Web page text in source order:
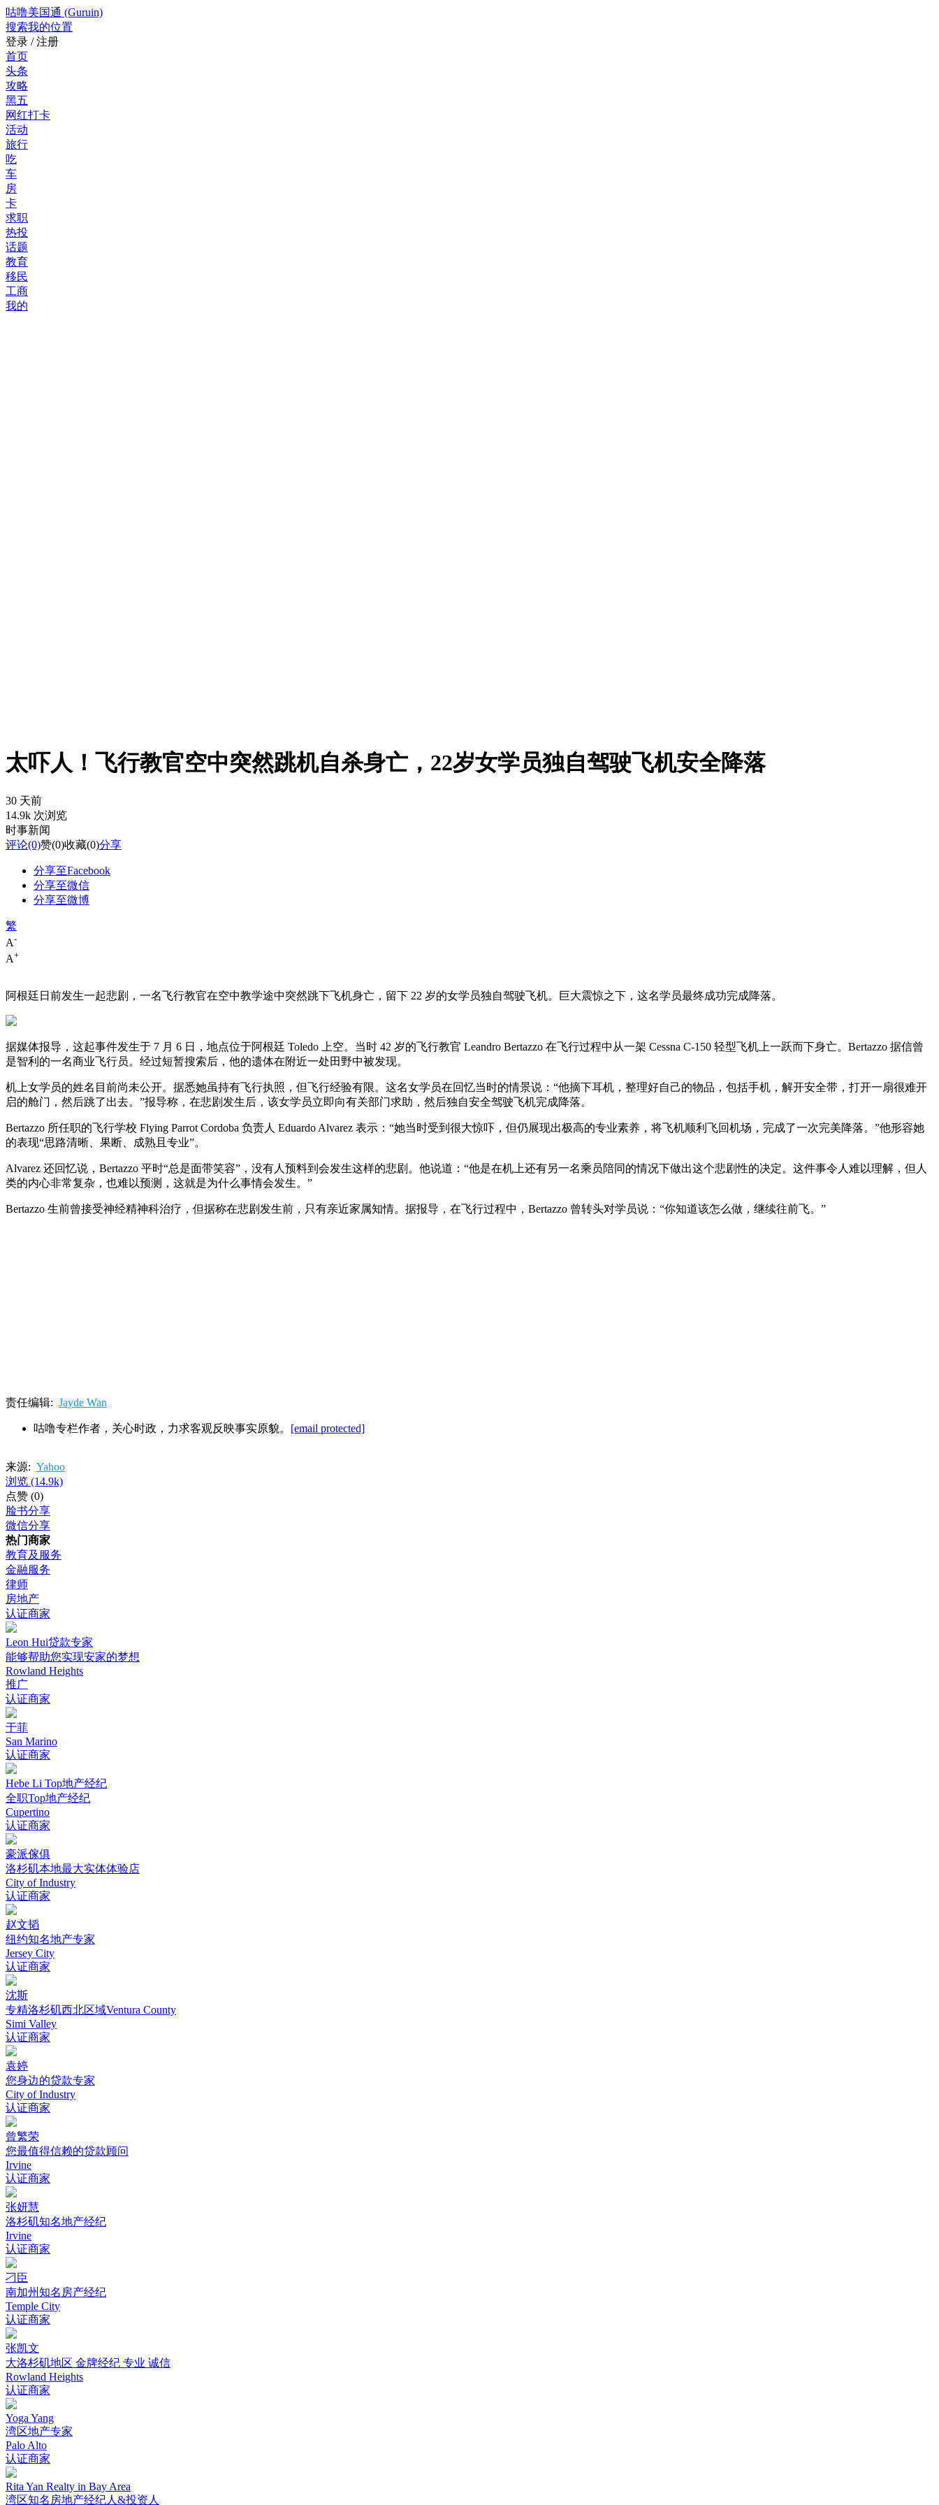
咕噜美国通 (Guruin)
搜索我的位置
登录 / 注册
首页
头条
攻略
黑五
网红打卡
活动
旅行
吃
车
房
卡
求职
热投
话题
教育
移民
工商
我的
太吓人！飞行教官空中突然跳机自杀身亡，22岁女学员独自驾驶飞机安全降落
30 天前
14.9k 次浏览
时事新闻
评论(0)赞(0)收藏(0)分享
分享至Facebook
分享至微信
分享至微博
繁
A-
A+
阿根廷日前发生一起悲剧，一名飞行教官在空中教学途中突然跳下飞机身亡，留下 22 岁的女学员独自驾驶飞机。巨大震惊之下，这名学员最终成功完成降落。
据媒体报导，这起事件发生于 7 月 6 日，地点位于阿根廷 Toledo 上空。当时 42 岁的飞行教官 Leandro Bertazzo 在飞行过程中从一架 Cessna C-150 轻型飞机上一跃而下身亡。Bertazzo 据信曾
是智利的一名商业飞行员。经过短暂搜索后，他的遗体在附近一处田野中被发现。
机上女学员的姓名目前尚未公开。据悉她虽持有飞行执照，但飞行经验有限。这名女学员在回忆当时的情景说：“他摘下耳机，整理好自己的物品，包括手机，解开安全带，打开一扇很难开
启的舱门，然后跳了出去。”报导称，在悲剧发生后，该女学员立即向有关部门求助，然后独自安全驾驶飞机完成降落。
Bertazzo 所任职的飞行学校 Flying Parrot Cordoba 负责人 Eduardo Alvarez 表示：“她当时受到很大惊吓，但仍展现出极高的专业素养，将飞机顺利飞回机场，完成了一次完美降落。”他形容她
的表现“思路清晰、果断、成熟且专业”。
Alvarez 还回忆说，Bertazzo 平时“总是面带笑容”，没有人预料到会发生这样的悲剧。他说道：“他是在机上还有另一名乘员陪同的情况下做出这个悲剧性的决定。这件事令人难以理解，但人
类的内心非常复杂，也难以预测，这就是为什么事情会发生。”
Bertazzo 生前曾接受神经精神科治疗，但据称在悲剧发生前，只有亲近家属知情。据报导，在飞行过程中，Bertazzo 曾转头对学员说：“你知道该怎么做，继续往前飞。”
责任编辑: Jayde Wan
咕噜专栏作者，关心时政，力求客观反映事实原貌。 [email protected]
来源: Yahoo
浏览 (14.9k)
点赞 (0)
脸书分享
微信分享
热门商家
教育及服务
金融服务
律师
房地产
认证商家
Leon Hui贷款专家
能够帮助您实现安家的梦想
Rowland Heights
推广
认证商家
于菲
San Marino
认证商家
Hebe Li Top地产经纪
全职Top地产经纪
Cupertino
认证商家
豪派傢俱
洛杉矶本地最大实体体验店
City of Industry
认证商家
赵文韬
纽约知名地产专家
Jersey City
认证商家
沈斯
专精洛杉矶西北区域Ventura County
Simi Valley
认证商家
袁婷
您身边的贷款专家
City of Industry
认证商家
曾繁荣
您最值得信赖的贷款顾问
Irvine
认证商家
张妍慧
洛杉矶知名地产经纪
Irvine
认证商家
刁臣
南加州知名房产经纪
Temple City
认证商家
张凯文
大洛杉矶地区 金牌经纪 专业 诚信
Rowland Heights
认证商家
Yoga Yang
湾区地产专家
Palo Alto
认证商家
Rita Yan Realty in Bay Area
湾区知名房地产经纪人&投资人